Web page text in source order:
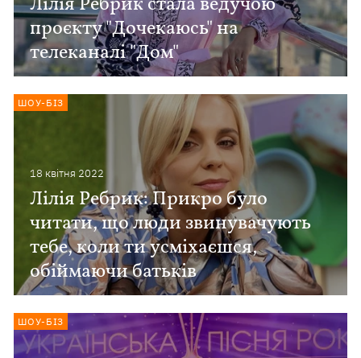
проєкту "Дочекаюсь" на
телеканалі "Дом"
18 квiтня 2022
Лілія Ребрик: Прикро було
читати, що люди звинувачують
тебе, коли ти усміхаєшся,
обіймаючи батьків
ШОУ-БІЗ
ШОУ-БІЗ